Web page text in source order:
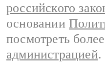
российского
основании
посмотреть
администрацией.